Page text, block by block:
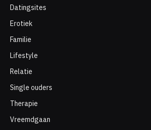
Datingsites
Erotiek
Familie
Lifestyle
Relatie
Single ouders
Therapie
Vreemdgaan